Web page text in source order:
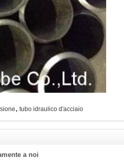
, tubo idraulico d'acciaio
a noi